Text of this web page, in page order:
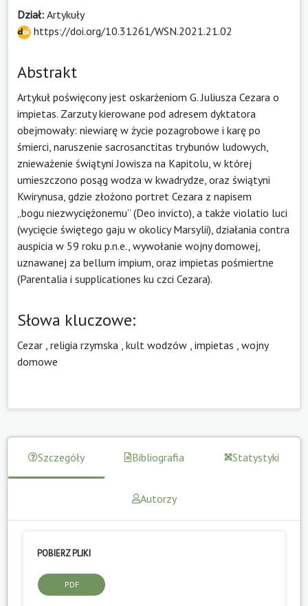
Dział: Artykuły
https://doi.org/10.31261/WSN.2021.21.02
Abstrakt
Artykuł poświęcony jest oskarżeniom G. Juliusza Cezara o
impietas. Zarzuty kierowane pod adresem dyktatora
obejmowały: niewiarę w życie pozagrobowe i karę po
śmierci, naruszenie sacrosanctitas trybunów ludowych,
znieważenie świątyni Jowisza na Kapitolu, w której
umieszczono posąg wodza w kwadrydze, oraz świątyni
Kwirynusa, gdzie złożono portret Cezara z napisem
„bogu niezwyciężonemu” (Deo invicto), a także violatio luci
(wycięcie świętego gaju w okolicy Marsylii), działania contra
auspicia w 59 roku p.n.e., wywołanie wojny domowej,
uznawanej za bellum impium, oraz impietas pośmiertne
(Parentalia i supplicationes ku czci Cezara).
Słowa kluczowe:
Cezar religia rzymska kult wodzów impietas wojny
domowe
Szczegóły Bibliografia Statystyki
Autorzy
POBIERZ PLIKI
PDF